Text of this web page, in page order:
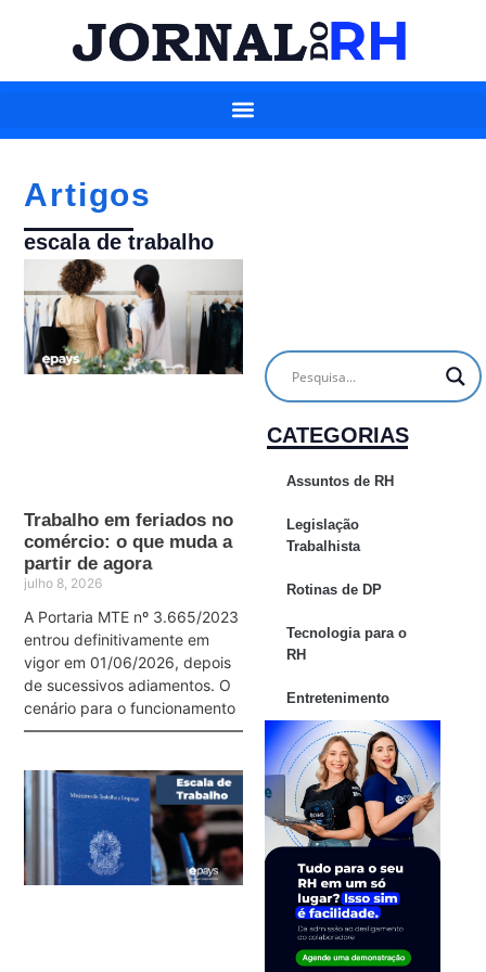
Artigos
escala de trabalho
Trabalho em feriados no
comércio: o que muda a
partir de agora
julho 8, 2026
A Portaria MTE nº 3.665/2023
entrou definitivamente em
vigor em 01/06/2026, depois
de sucessivos adiamentos. O
cenário para o funcionamento
CATEGORIAS
Assuntos de RH
Legislação
Trabalhista
Rotinas de DP
Tecnologia para o
RH
Entretenimento